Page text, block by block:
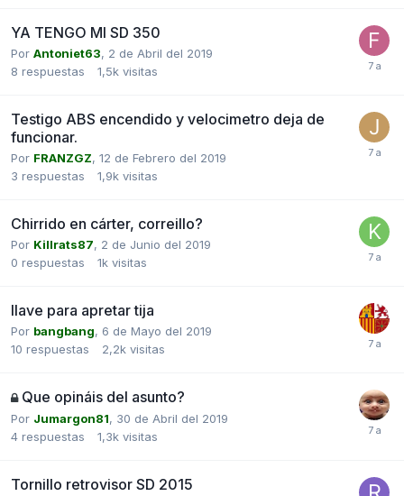
YA TENGO MI SD 350
Por Antoniet63, 2 de Abril del 2019
8 respuestas 1,5k visitas
Testigo ABS encendido y velocimetro deja de
funcionar.
Por FRANZGZ, 12 de Febrero del 2019
3 respuestas 1,9k visitas
Chirrido en cárter, correillo?
Por Killrats87, 2 de Junio del 2019
0 respuestas 1k visitas
llave para apretar tija
Por bangbang, 6 de Mayo del 2019
10 respuestas 2,2k visitas
Que opináis del asunto?
Por Jumargon81, 30 de Abril del 2019
4 respuestas 1,3k visitas
Tornillo retrovisor SD 2015